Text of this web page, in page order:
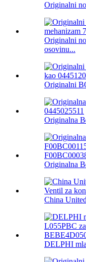
Originalni
Originalni
osovinu...
Originalni
Originalna
Originalna
China
DELPHI